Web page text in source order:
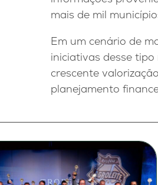
mais de mil
Em um cenário de
iniciativas desse
crescente
planejamento